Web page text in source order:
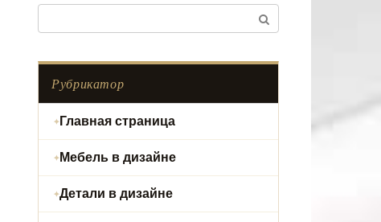
Рубрикатор
Главная страница
Мебель в дизайне
Детали в дизайне